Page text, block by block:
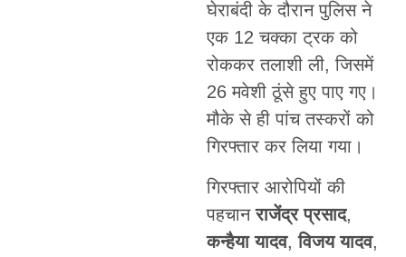
घेराबंदी के दौरान पुलिस ने
एक 12 चक्का ट्रक को
रोककर तलाशी ली, जिसमें
26 मवेशी ठूंसे हुए पाए गए।
मौके से ही पांच तस्करों को
गिरफ्तार कर लिया गया।
गिरफ्तार आरोपियों की
पहचानराजेंद्र प्रसाद,
कन्हैया यादव,विजय यादव,